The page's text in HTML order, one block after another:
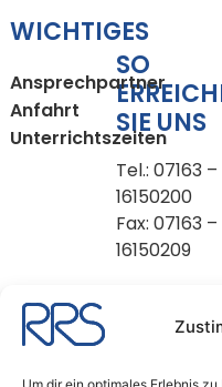
WICHTIGES
Ansprechpartner
Anfahrt
Unterrichtszeiten
SO
SIE UNS
Tel.: 07163 –
16150200
Fax: 07163 –
16150209
Copyright © 2026